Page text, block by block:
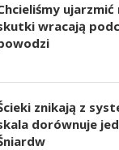
wracają
znikają z
dorównuje